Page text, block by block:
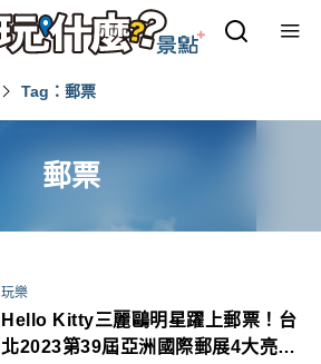
Tag：郵票
郵票
玩樂
Hello Kitty三麗鷗明星躍上郵票！台
北2023第39屆亞洲國際郵展4大亮點